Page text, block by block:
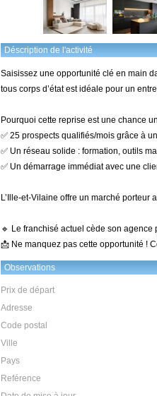
Déscription de l'activité
Saisissez une opportunité clé en main
tous corps d’état est idéale pour un
Pourquoi cette reprise est une chance
✅ 25 prospects qualifiés/mois grâce à
✅ Un réseau solide : formation, outils
✅ Un démarrage immédiat avec une
L’Ille-et-Vilaine offre un marché
🔹 Le franchisé actuel cède son agence
📩 Ne manquez pas cette opportunité !
Observations
Prix de départ
Adresse
Code postal
Ville
Pays
Reférence